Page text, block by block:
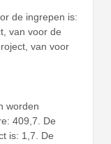
de ingrepen is:
van voor de
van voor
worden
409,7. De
is: 1,7. De